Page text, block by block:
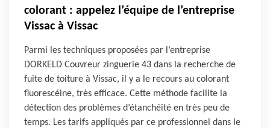
colorant : appelez l’équipe de l’entreprise
Vissac à Vissac
Parmi les techniques proposées par l’entreprise
DORKELD Couvreur zinguerie 43 dans la recherche de
fuite de toiture à Vissac, il y a le recours au colorant
fluorescéine, très efficace. Cette méthode facilite la
détection des problèmes d’étanchéité en très peu de
temps. Les tarifs appliqués par ce professionnel dans le